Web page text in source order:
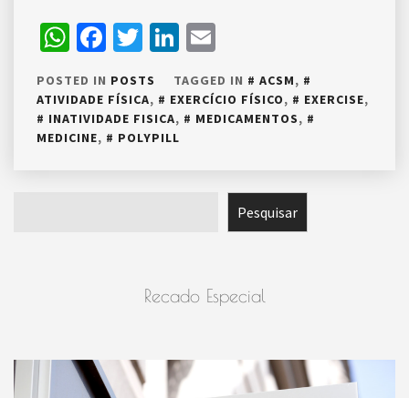
WhatsApp
Facebook
TwitterLinkedIn
POSTED IN POSTS TAGGED IN ACSM,
ATIVIDADE FÍSICA, EXERCÍCIO FÍSICO, EXERCISE,
INATIVIDADE FISICA, MEDICAMENTOS,
MEDICINE, POLYPILL
Pesquisar
Recado Especial